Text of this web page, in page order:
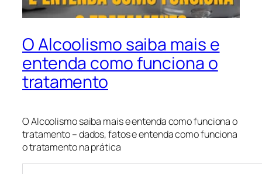
O Alcoolismo saiba mais e
entenda como funciona o
tratamento
O Alcoolismo saiba mais e entenda como funciona o
tratamento – dados, fatos e entenda como funciona
o tratamento na prática